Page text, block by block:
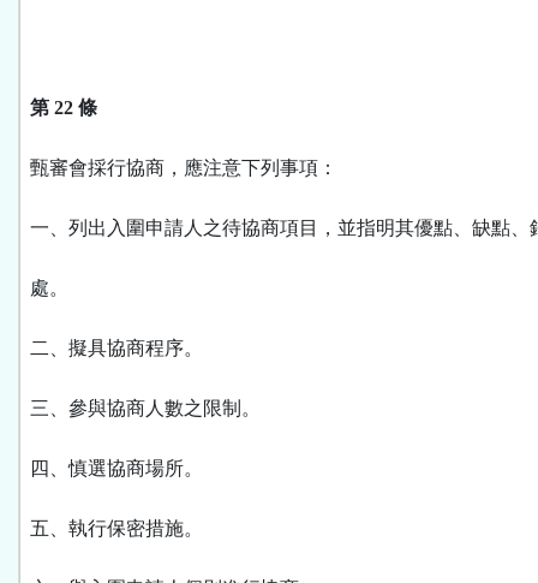
第 22 條
甄審會採行協商，應注意下列事項：
一、列出入圍申請人之待協商項目，並指明其優點、缺點、
處。
二、擬具協商程序。
三、參與協商人數之限制。
四、慎選協商場所。
五、執行保密措施。